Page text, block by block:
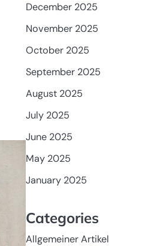
December 2025
November 2025
October 2025
September 2025
August 2025
July 2025
June 2025
May 2025
January 2025
Categories
Allgemeiner Artikel